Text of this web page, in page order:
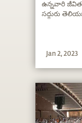
ఉన్నవారి
సద్గురు
Jan 2, 2023